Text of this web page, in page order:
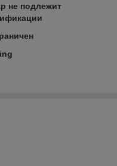
не подлежит